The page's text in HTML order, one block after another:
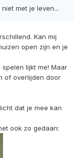
met je leven...
Kan mij
open zijn en je
lijkt me! Maar
of overlijden door
dat je mee kan
ook zo gedaan: